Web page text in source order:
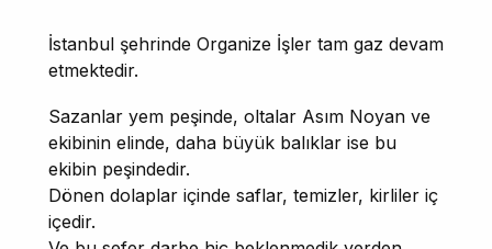
İstanbul şehrinde Organize İşler tam gaz devam
etmektedir.
Sazanlar yem peşinde, oltalar Asım Noyan ve
ekibinin elinde, daha büyük balıklar ise bu
ekibin peşindedir.
Dönen dolaplar içinde saflar, temizler, kirliler iç
içedir.